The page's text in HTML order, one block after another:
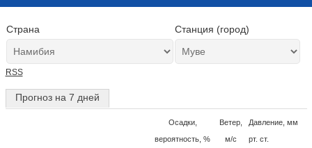
Страна Станция (город)
RSS
Прогноз на 7 дней
Осадки,
вероятность, %
Ветер,
м/с
Давление, мм
рт. ст.